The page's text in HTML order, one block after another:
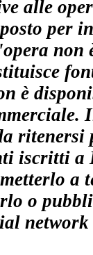
alle
per
non
è
ritenersi
iscritti a
a
o